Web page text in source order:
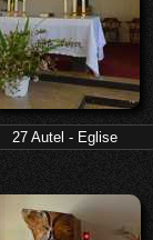
27 Autel - Eglise